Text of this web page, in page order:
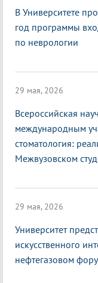
В Университете
год программы
по неврологии
29 мая, 2026
Всероссийская
международным
стоматология:
Межвузовском
29 мая, 2026
Университет
искусственного
нефтегазовом